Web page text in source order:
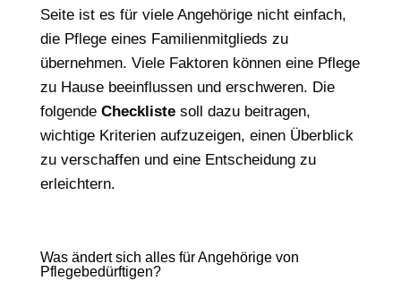
Seite ist es für viele Angehörige nicht einfach,
die Pflege eines Familienmitglieds zu
übernehmen. Viele Faktoren können eine Pflege
zu Hause beeinflussen und erschweren. Die
folgende Checklistesoll dazu beitragen,
wichtige Kriterien aufzuzeigen, einen Überblick
zu verschaffen und eine Entscheidung zu
erleichtern.
Was ändert sich alles für Angehörige von
Pflegebedürftigen?